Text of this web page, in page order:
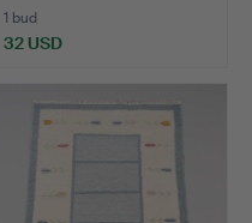
1 bud
32 USD